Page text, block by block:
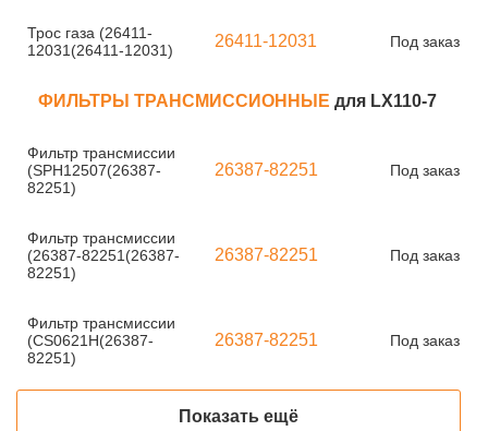
Трос газа (26411-
12031(26411-12031)
26411-12031 Под заказ
ФИЛЬТРЫ ТРАНСМИССИОННЫЕ для LX110-7
Фильтр трансмиссии
(SPH12507(26387-
82251)
26387-82251 Под заказ
Фильтр трансмиссии
(26387-82251(26387-
82251)
26387-82251 Под заказ
Фильтр трансмиссии
(CS0621H(26387-
82251)
26387-82251 Под заказ
Показать ещё